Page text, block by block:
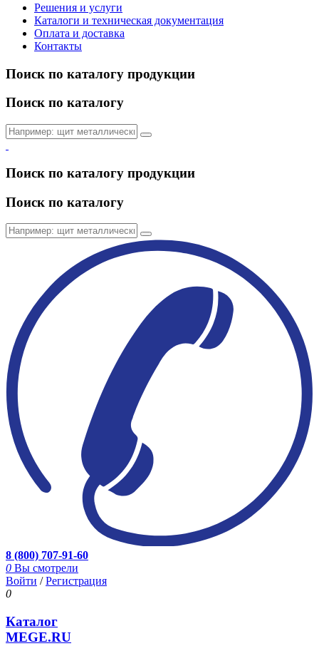
Решения и услуги
Каталоги и техническая документация
Оплата и доставка
Контакты
Поиск по каталогу продукции
Поиск по каталогу
Поиск по каталогу продукции
Поиск по каталогу
8 (800) 707-91-60
0 Вы смотрели
Войти /Регистрация
0
Каталог
MEGE.RU